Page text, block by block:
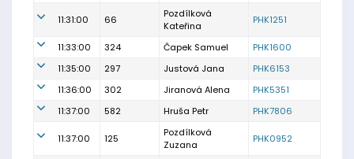
11:31:00 66
Pozdílková
Kateřina
PHK1251
11:33:00 324 Čapek Samuel
PHK1600
11:35:00
297 Justová Jana
PHK6153
11:36:00
302 Jiranová Alena
PHK5351
11:37:00
582 Hruša Petr PHK7806
11:37:00 125
Pozdílková
Zuzana
PHK0952